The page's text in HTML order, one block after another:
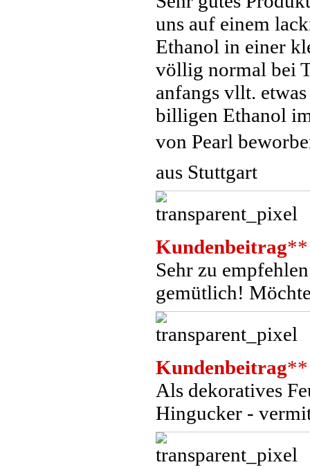
uns auf einem
Ethanol in einer
völlig normal bei
anfangs vllt.
billigen Ethanol
von Pearl
aus Stuttgart
Kundenbeitrag**
Sehr zu
gemütlich!
Kundenbeitrag**
Als dekoratives
Hingucker -